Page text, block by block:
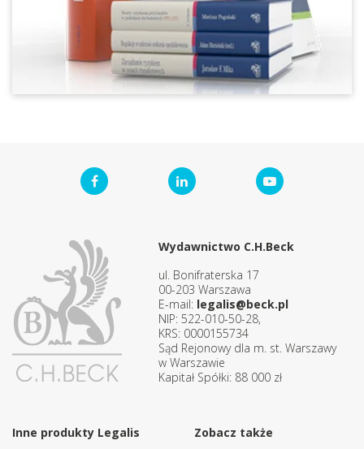
Wydawnictwo C.H.Beck
ul. Bonifraterska 17
00-203 Warszawa
E-mail: legalis@beck.pl
NIP: 522-010-50-28,
KRS: 0000155734
Sąd Rejonowy dla m. st. Warszawy
w Warszawie
Kapitał Spółki: 88 000 zł
Inne produkty Legalis Zobacz także